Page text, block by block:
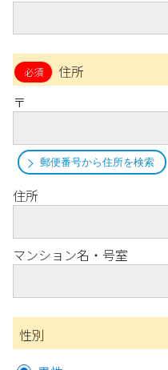
住所
〒
郵便番号から住所を検索
住所
マンション名・号室
性別